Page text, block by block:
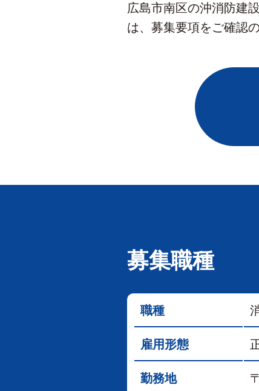
広島市南区の沖消防建
は、募集要項をご確認
募集職種
職種
雇用形態
勤務地